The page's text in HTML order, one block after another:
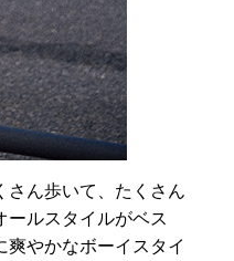
ん歩いて、たくさん
ルスタイルがベス
やかなボーイスタイ